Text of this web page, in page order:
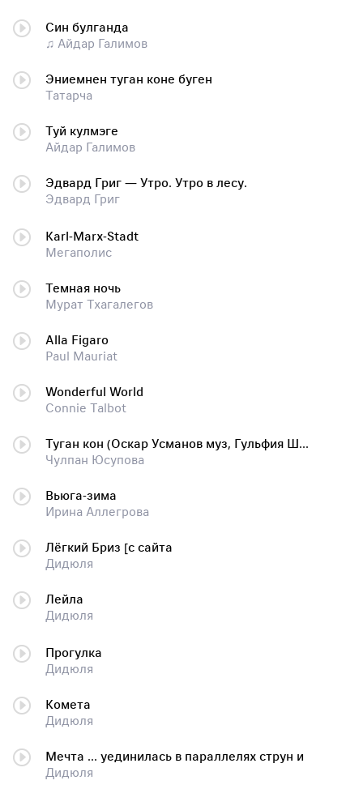
Син булганда
♫ Айдар Галимов
Эниемнен туган коне буген
Татарча
Туй кулмэге
Айдар Галимов
Эдвард Григ — Утро. Утро в лесу.
Эдвард Григ
Karl-Marx-Stadt
Мегаполис
Темная ночь
Мурат Тхагалегов
Alla Figaro
Paul Mauriat
Wonderful World
Connie Talbot
Туган кон (Оскар Усманов муз, Гульфия Шакирова суз.)
Чулпан Юсупова
Вьюга-зима
Ирина Аллегрова
Лёгкий Бриз [с сайта
Дидюля
Лейла
Дидюля
Прогулка
Дидюля
Комета
Дидюля
Мечта ... уединилась в параллелях струн и
Дидюля